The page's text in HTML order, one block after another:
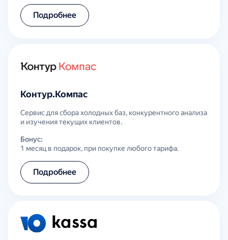
Подробнее
Контур.Компас
Сервис для сбора холодных баз, конкурентного анализа
и изучения текущих клиентов.
Бонус:
1 месяц в подарок, при покупке любого тарифа.
Подробнее